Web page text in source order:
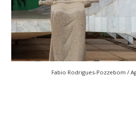
Fabio Rodrigues-Pozzebom /